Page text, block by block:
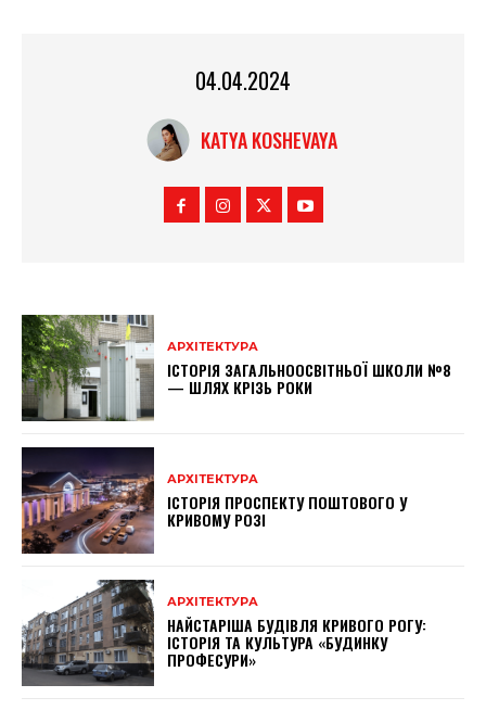
04.04.2024
KATYA KOSHEVAYA
АРХІТЕКТУРА
ІСТОРІЯ ЗАГАЛЬНООСВІТНЬОЇ ШКОЛИ №8
— ШЛЯХ КРІЗЬ РОКИ
АРХІТЕКТУРА
ІСТОРІЯ ПРОСПЕКТУ ПОШТОВОГО У
КРИВОМУ РОЗІ
АРХІТЕКТУРА
НАЙСТАРІША БУДІВЛЯ КРИВОГО РОГУ:
ІСТОРІЯ ТА КУЛЬТУРА «БУДИНКУ
ПРОФЕСУРИ»